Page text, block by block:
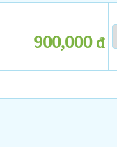
900,000 đ